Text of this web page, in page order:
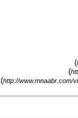
)
)
http://www.mnaabr.com/
)